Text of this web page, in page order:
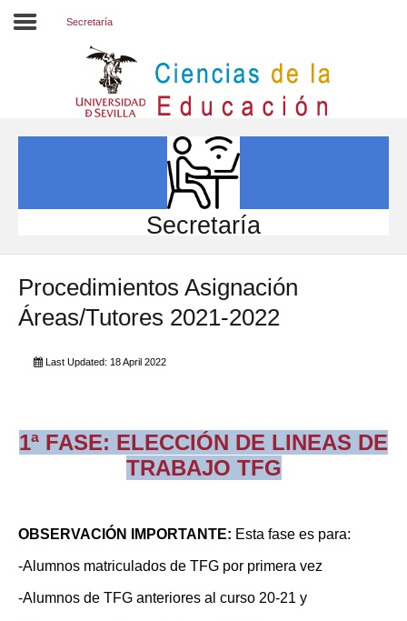
INVESTIGACIÓN
INTERNACIONAL
Directorio FCCE
Secretaría
Secretaría
Procedimientos Asignación
Áreas/Tutores 2021-2022
Last Updated: 18 April 2022
1ª FASE: ELECCIÓN DE LINEAS DE
TRABAJO TFG
OBSERVACIÓN IMPORTANTE: Esta fase es para:
-Alumnos matriculados de TFG por primera vez
-A lumnos de TFG anteriores al curso 20-21 y